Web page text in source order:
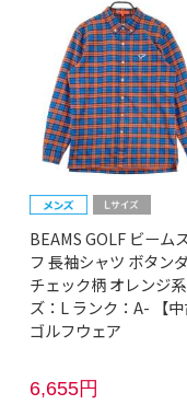
BEAMS GOLF ビーム
フ 長袖シャツ ボタン
チェック柄 オレンジ
ズ：L ランク：A- 【中
ゴルフウェア
6,655円